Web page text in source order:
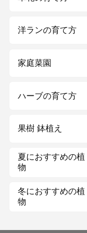
洋ランの育て方
家庭菜園
ハーブの育て方
果樹 鉢植え
夏におすすめの植
物
冬におすすめの植
物